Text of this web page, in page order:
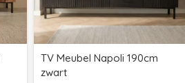
TV Meubel Napoli 190cm
zwart